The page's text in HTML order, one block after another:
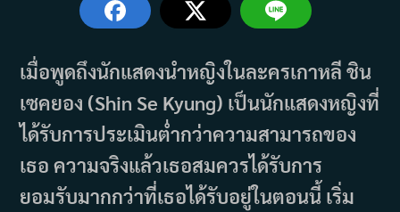
เมื่อพูดถึงนักแสดงนำหญิงในละครเกาหลี ชิน
เซคยอง (Shin Se Kyung) เป็นนักแสดงหญิงที่
ได้รับการประเมินต่ำกว่าความสามารถของ
เธอ ความจริงแล้วเธอสมควรได้รับการ
ยอมรับมากกว่าที่เธอได้รับอยู่ในตอนนี้ เริ่ม